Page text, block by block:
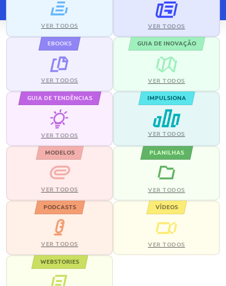
VER TODOS VER TODOS
EBOOKS
VER TODOS
GUIA DE INOVAÇÃO
VER TODOS
GUIA DE TENDÊNCIAS
VER TODOS
IMPULSIONA
VER TODOS
MODELOS
VER TODOS
PLANILHAS
VER TODOS
PODCASTS
VER TODOS
VÍDEOS
VER TODOS
WEBSTORIES